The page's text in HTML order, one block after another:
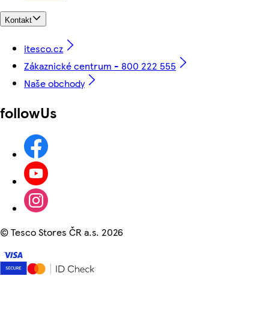
Kontakt
itesco.cz
Zákaznické centrum - 800 222 555
Naše obchody
followUs
©Tesco Stores ČR a.s. 2026